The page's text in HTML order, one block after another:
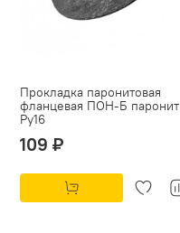
Прокладка паронитовая
фланцевая ПОН-Б паронит
Py16
109 ₽